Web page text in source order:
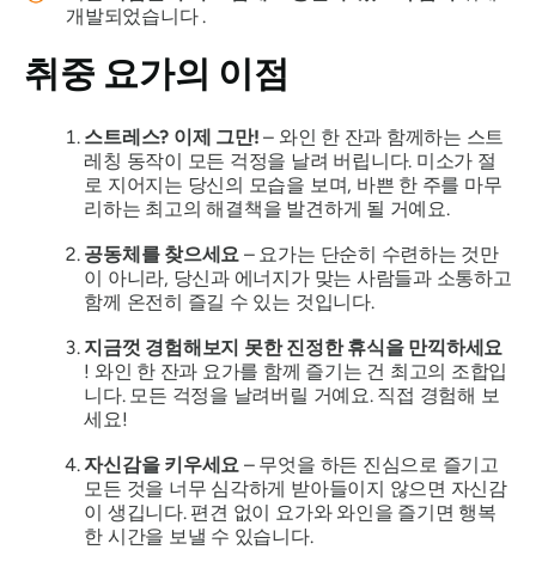
개발되었습니다 .
취중 요가의 이점
스트레스? 이제 그만! – 와인 한 잔과 함께하는 스트
레칭 동작이 모든 걱정을 날려 버립니다. 미소가 절
로 지어지는 당신의 모습을 보며, 바쁜 한 주를 마무
리하는 최고의 해결책을 발견하게 될 거예요.
공동체를 찾으세요 – 요가는 단순히 수련하는 것만
이 아니라, 당신과 에너지가 맞는 사람들과 소통하고
함께 온전히 즐길 수 있는 것입니다.
지금껏 경험해보지 못한 진정한 휴식을 만끽하세요
! 와인 한 잔과 요가를 함께 즐기는 건 최고의 조합입
니다. 모든 걱정을 날려버릴 거예요. 직접 경험해 보
세요!
자신감을 키우세요 – 무엇을 하든 진심으로 즐기고
모든 것을 너무 심각하게 받아들이지 않으면 자신감
이 생깁니다. 편견 없이 요가와 와인을 즐기면 행복
한 시간을 보낼 수 있습니다.